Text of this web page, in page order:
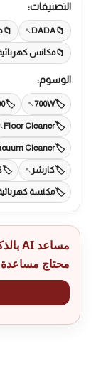
التصنيفات:
DADA
مكانس
الوسوم:
700W
Floor Cleaner
Cleaner
كارشر
مكنسة
مساعد AI بالذكاء الصناعي
محتاج